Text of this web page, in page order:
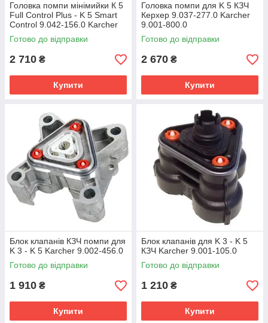
Головка помпи мінімийки К 5
Full Control Plus - K 5 Smart
Control 9.042-156.0 Karcher
9.002-463.0
Готово до відправки
2 710 ₴
Купити
Головка помпи для K 5 КЗЧ
Керхер 9.037-277.0 Karcher
9.001-800.0
Готово до відправки
2 670 ₴
Купити
Блок клапанів КЗЧ помпи для
K 3 - K 5 Karcher 9.002-456.0
Готово до відправки
1 910 ₴
Купити
Блок клапанів для K 3 - K 5
КЗЧ Karcher 9.001-105.0
Готово до відправки
1 210 ₴
Купити